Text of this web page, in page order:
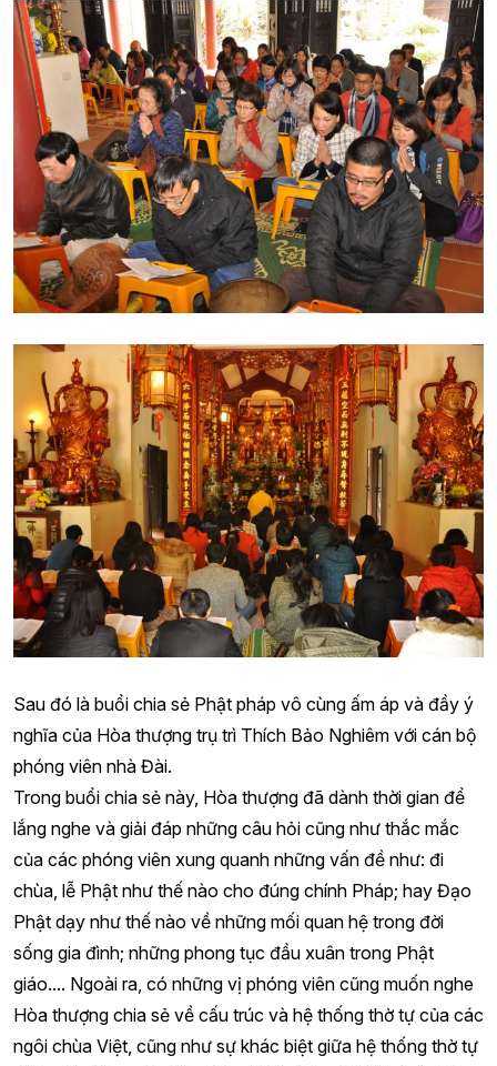
Sau đó là buổi chia sẻ Phật pháp vô cùng ấm áp và đầy ý
nghĩa của Hòa thượng trụ trì Thích Bảo Nghiêm với cán bộ
phóng viên nhà Đài.
Trong buổi chia sẻ này, Hòa thượng đã dành thời gian để
lắng nghe và giải đáp những câu hỏi cũng như thắc mắc
của các phóng viên xung quanh những vấn đề như: đi
chùa, lễ Phật như thế nào cho đúng chính Pháp; hay Đạo
Phật dạy như thế nào về những mối quan hệ trong đời
sống gia đình; những phong tục đầu xuân trong Phật
giáo.... Ngoài ra, có những vị phóng viên cũng muốn nghe
Hòa thượng chia sẻ về cấu trúc và hệ thống thờ tự của các
ngôi chùa Việt, cũng như sự khác biệt giữa hệ thống thờ tự